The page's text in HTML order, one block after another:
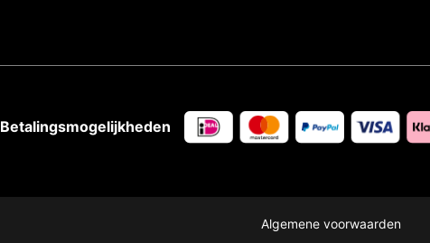
Betalingsmogelijkheden
Algemene voorwaarden